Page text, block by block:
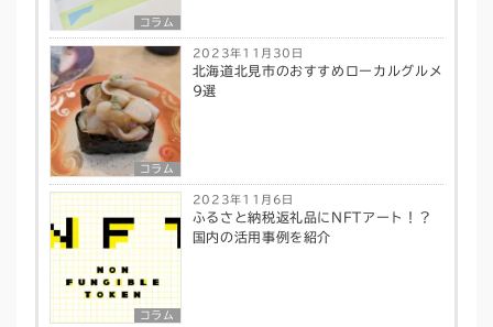
コラム
コラム
2023年11月30日
北海道北見市のおすすめローカルグルメ
9選
コラム
2023年11月6日
ふるさと納税返礼品にNFTアート！？
国内の活用事例を紹介